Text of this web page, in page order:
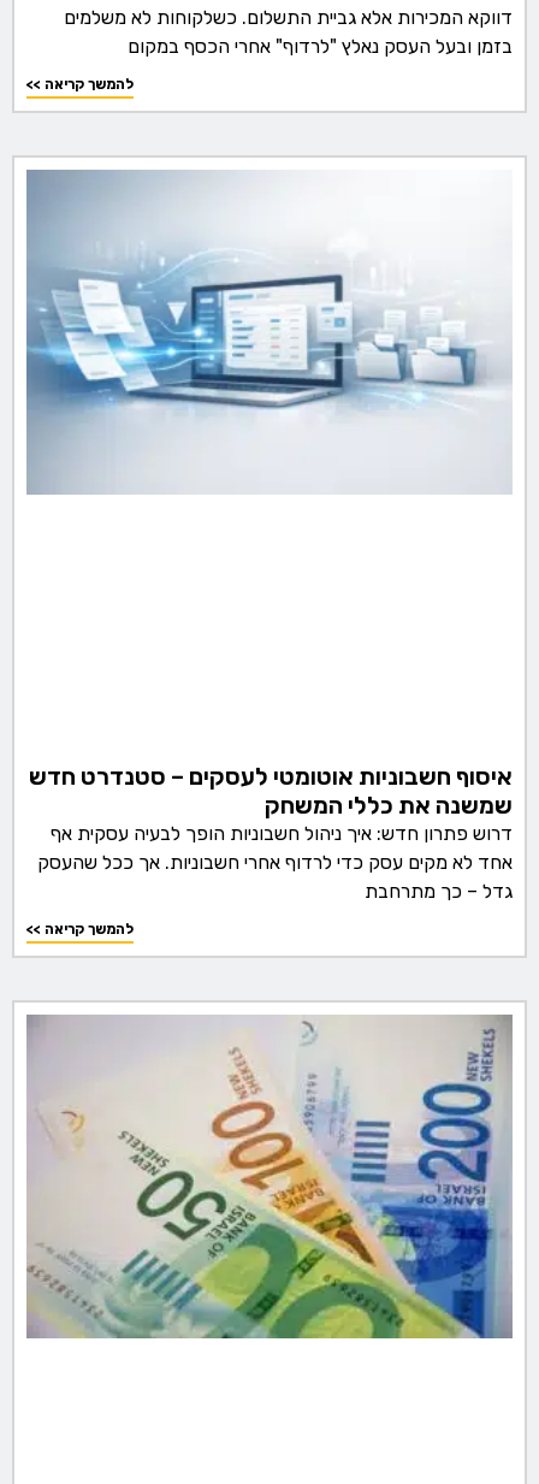
דווקא המכירות אלא גביית התשלום. כשלקוחות לא משלמים
בזמן ובעל העסק נאלץ "לרדוף" אחרי הכסף במקום
<< להמשך קריאה
איסוף חשבוניות אוטומטי לעסקים – סטנדרט חדש
שמשנה את כללי המשחק
דרוש פתרון חדש: איך ניהול חשבוניות הופך לבעיה עסקית אף
אחד לא מקים עסק כדי לרדוף אחרי חשבוניות. אך ככל שהעסק
גדל – כך מתרחבת
<< להמשך קריאה